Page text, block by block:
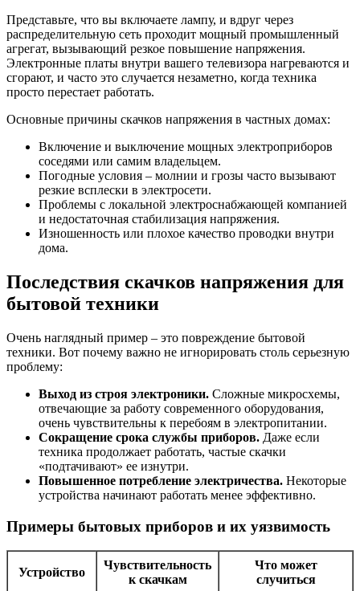
Представьте, что вы включаете лампу, и вдруг через
распределительную сеть проходит мощный промышленный
агрегат, вызывающий резкое повышение напряжения.
Электронные платы внутри вашего телевизора нагреваются и
сгорают, и часто это случается незаметно, когда техника
просто перестает работать.
Основные причины скачков напряжения в частных домах:
Включение и выключение мощных электроприборов
соседями или самим владельцем.
Погодные условия – молнии и грозы часто вызывают
резкие всплески в электросети.
Проблемы с локальной электроснабжающей компанией
и недостаточная стабилизация напряжения.
Изношенность или плохое качество проводки внутри
дома.
Последствия скачков напряжения для
бытовой техники
Очень наглядный пример – это повреждение бытовой
техники. Вот почему важно не игнорировать столь серьезную
проблему:
Выход из строя электроники. Сложные микросхемы,
отвечающие за работу современного оборудования,
очень чувствительны к перебоям в электропитании.
Сокращение срока службы приборов. Даже если
техника продолжает работать, частые скачки
«подтачивают» ее изнутри.
Повышенное потребление электричества. Некоторые
устройства начинают работать менее эффективно.
Примеры бытовых приборов и их уязвимость
Устройство
Чувствительность
к скачкам
Что может
случиться